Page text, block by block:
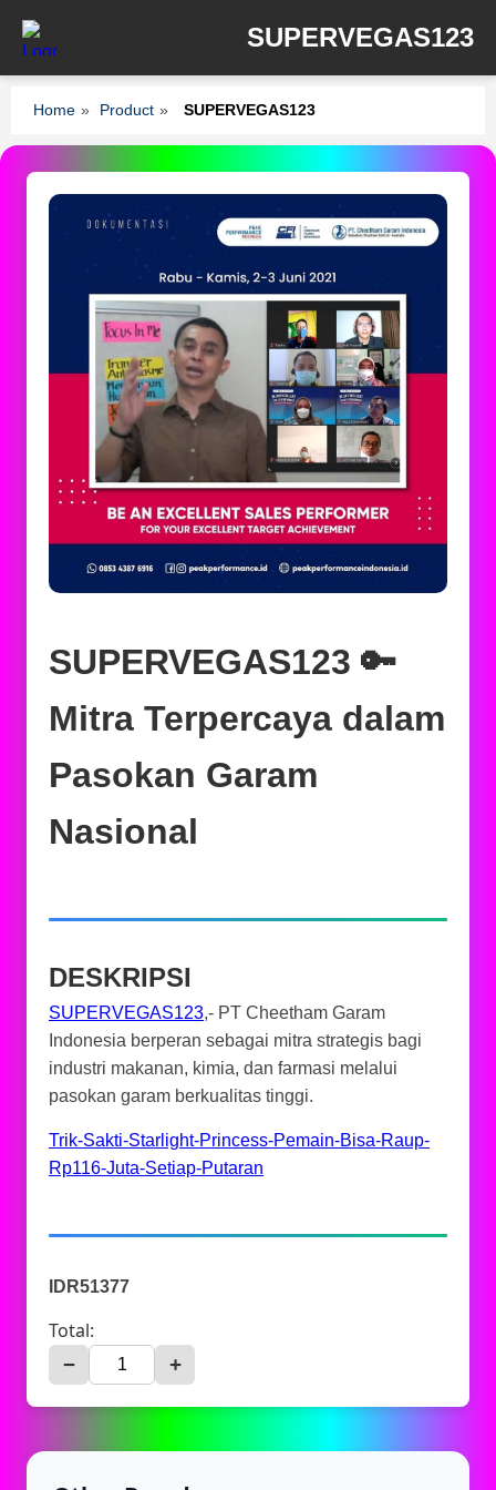
SUPERVEGAS123
Home » Product » SUPERVEGAS123
SUPERVEGAS123 🔑
Mitra Terpercaya dalam
Pasokan Garam
Nasional
DESKRIPSI
SUPERVEGAS123,- PT Cheetham Garam
Indonesia berperan sebagai mitra strategis bagi
industri makanan, kimia, dan farmasi melalui
pasokan garam berkualitas tinggi.
Trik-Sakti-Starlight-Princess-Pemain-Bisa-Raup-
Rp116-Juta-Setiap-Putaran
IDR51377
Total:
− +